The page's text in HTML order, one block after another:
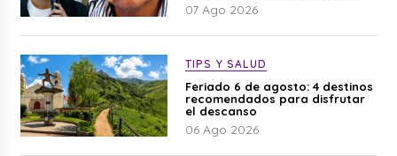
07 Ago 2026
TIPS Y SALUD
Feriado 6 de agosto: 4 destinos
recomendados para disfrutar
el descanso
06 Ago 2026